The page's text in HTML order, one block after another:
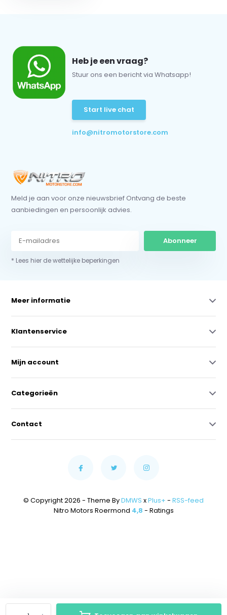
Heb je een vraag?
Stuur ons een bericht via Whatsapp!
Start live chat
info@nitromotorstore.com
Meld je aan voor onze nieuwsbrief Ontvang de beste
aanbiedingen en persoonlijk advies.
Abonneer
* Lees hier de wettelijke beperkingen
Meer informatie
Klantenservice
Mijn account
Categorieën
Contact
© Copyright 2026 - Theme ByDMWS xPlus+ - RSS-feed
Nitro Motors Roermond 4,8 - Ratings